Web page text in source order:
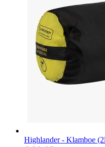
Highlander - Klamboe